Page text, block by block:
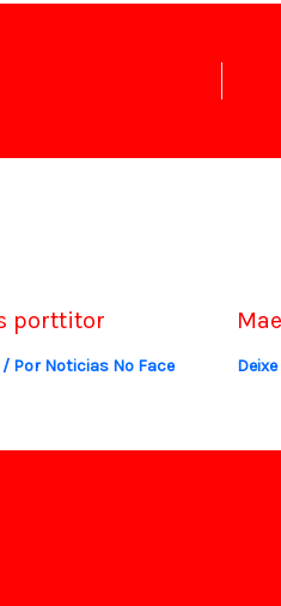
porttitor
Por Noticias No Face